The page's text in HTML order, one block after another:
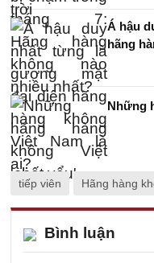
Á hậu
hãng
Những
tiếp viên Hãng hàng
Bình luận